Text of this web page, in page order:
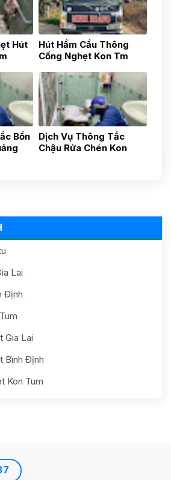
Lai
Định
Gia Lai
Bình Định
Kon Tum
Hút
Hút Hầm Cầu Thông
Cống Nghẹt Kon Tm
Bồn
Dịch Vụ Thông Tắc
Chậu Rửa Chén Kon